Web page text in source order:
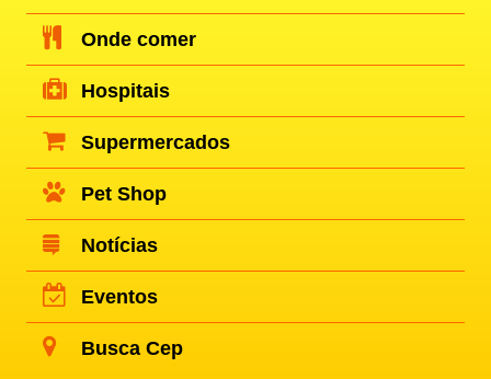
Onde comer
Hospitais
Supermercados
Pet Shop
Notícias
Eventos
Busca Cep